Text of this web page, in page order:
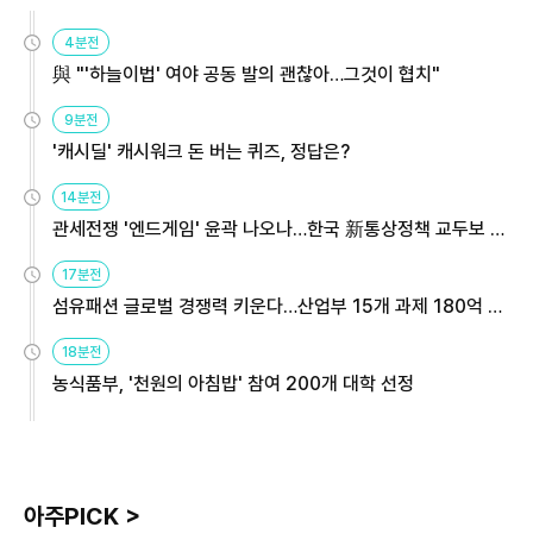
4분전
與 "'하늘이법' 여야 공동 발의 괜찮아…그것이 협치"
9분전
'캐시딜' 캐시워크 돈 버는 퀴즈, 정답은?
14분전
관세전쟁 '엔드게임' 윤곽 나오나…한국 新통상정책 교두보 활
17분전
섬유패션 글로벌 경쟁력 키운다…산업부 15개 과제 180억 지
18분전
농식품부, '천원의 아침밥' 참여 200개 대학 선정
아주PICK >